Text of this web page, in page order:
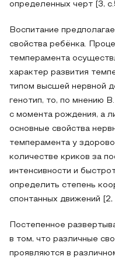
определенных черт [3,
Воспитание
свойства ребёнка.
темперамента
характер развития
типом высшей нервной
генотип, то, по мнению
с момента рождения, а
основные свойства
темперамента у
количестве криков за
интенсивности и
определить степень
спонтанных движений [2,
Постепенное
в том, что различные
проявляются в